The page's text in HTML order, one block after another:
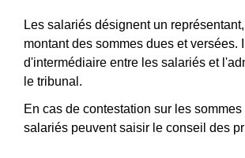
Les salariés désignent un
montant des sommes dues et versées.
d'intermédiaire entre les salariés et
le tribunal.
En cas de contestation sur les
salariés peuvent saisir le conseil des